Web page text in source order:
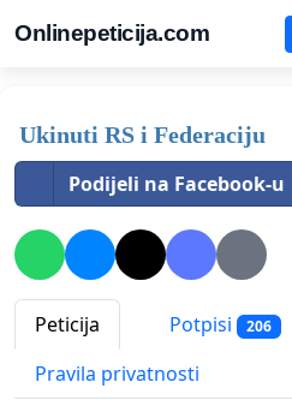
Onlinepeticija.com
Ukinuti RS i Federaciju
Podijeli na Facebook-u
Peticija Potpisi 206
Pravila privatnosti